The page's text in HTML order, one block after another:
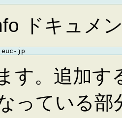
ドキュメ
す。追加
っている